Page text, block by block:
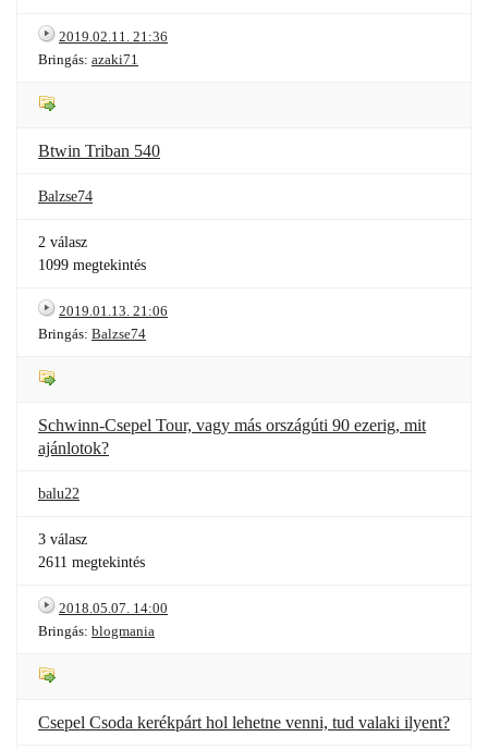
2019.02.11. 21:36
Bringás: azaki71
Btwin Triban 540
Balzse74
2 válasz
1099 megtekintés
2019.01.13. 21:06
Bringás: Balzse74
Schwinn-Csepel Tour, vagy más országúti 90 ezerig, mit
ajánlotok?
balu22
3 válasz
2611 megtekintés
2018.05.07. 14:00
Bringás: blogmania
Csepel Csoda kerékpárt hol lehetne venni, tud valaki ilyent?